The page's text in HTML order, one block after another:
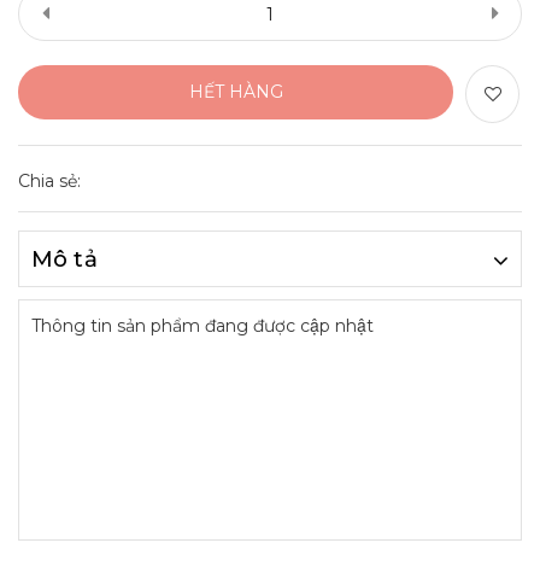
HẾT HÀNG
Chia sẻ:
Mô tả
Thông tin sản phẩm đang được cập nhật